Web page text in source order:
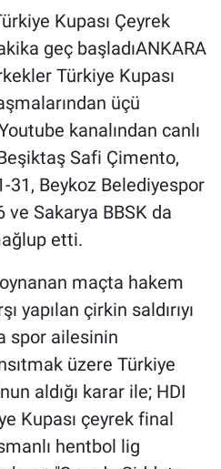
Kupası Çeyrek
geç başladıANKARA
Türkiye Kupası
üçü
kanalından canlı
Safi Çimento,
31, Beykoz Belediyespor
ve Sakarya BBSK da
etti.
maçta hakem
yapılan çirkin saldırıyı
spor ailesinin
üzere Türkiye
aldığı karar ile; HDI
Kupası çeyrek final
hentbol lig